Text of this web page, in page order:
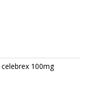
celebrex 100mg